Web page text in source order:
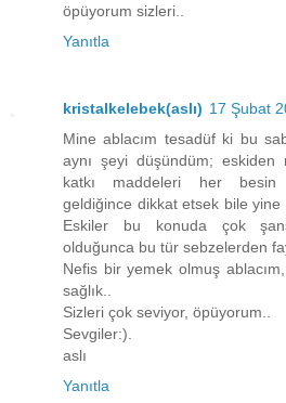
öpüyorum sizleri..
Yanıtla
kristalkelebek(aslı) 17 Şubat
Mine ablacım tesadüf ki bu
aynı şeyi düşündüm; eskiden
katkı maddeleri her besin
geldiğince dikkat etsek bile yine
Eskiler bu konuda çok
olduğunca bu tür sebzelerden
Nefis bir yemek olmuş
sağlık..
Sizleri çok seviyor, öpüyorum..
Sevgiler:).
aslı
Yanıtla